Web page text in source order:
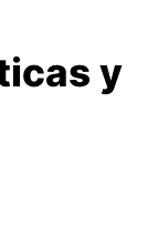
y